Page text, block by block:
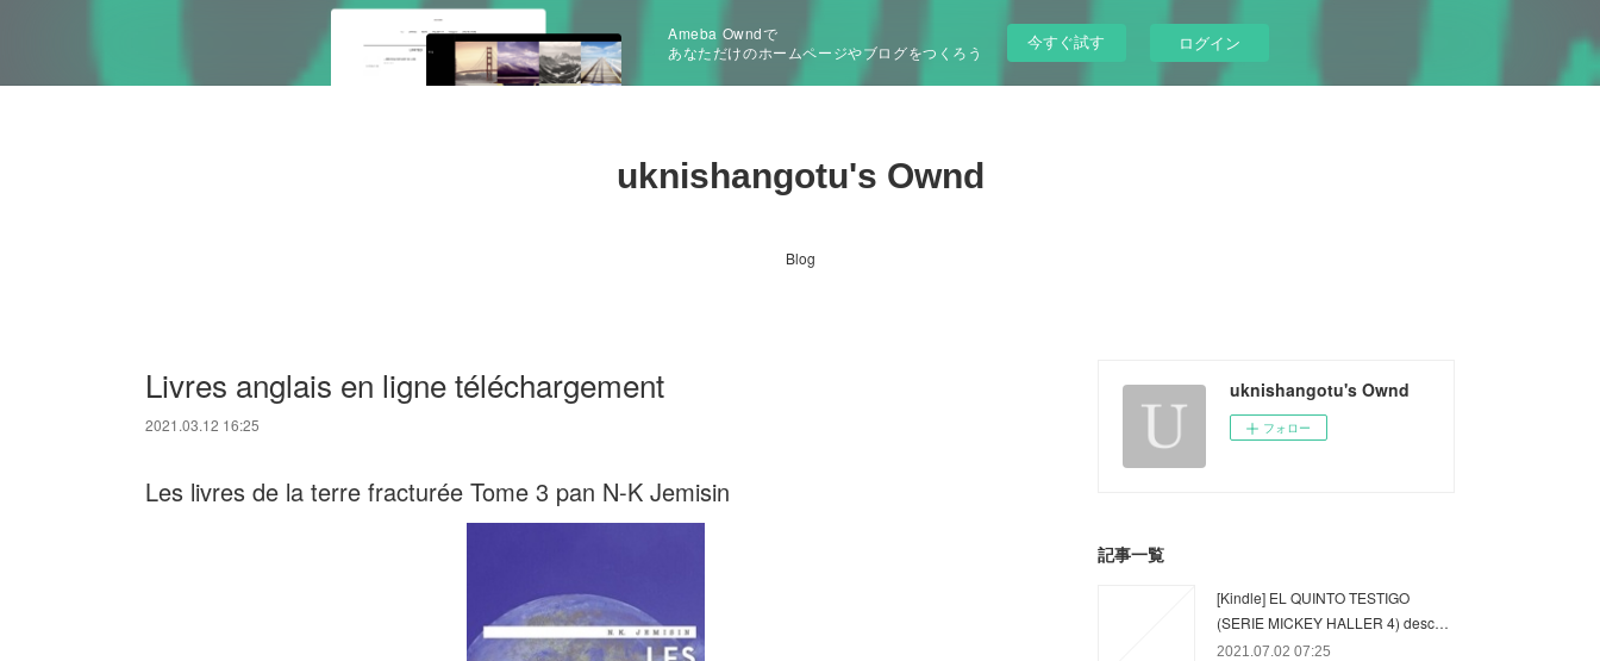
Ameba Owndで
あなただけのホームページやブログをつくろう
今すぐ試す ログイン
uknishangotu's Ownd
Blog
Livres anglais en ligne téléchargement
2021.03.12 16:25
Les livres de la terre fracturée Tome 3 pan N-K Jemisin
uknishangotu's Ownd
フォロー
記事一覧
[Kindle] EL QUINTO TESTIGO
(SERIE MICKEY HALLER 4) desc…
2021.07.02 07:25